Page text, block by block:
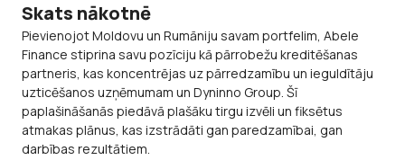
Skats nākotnē
Pievienojot Moldovu un Rumāniju savam portfelim, Abele
Finance stiprina savu pozīciju kā pārrobežu kreditēšanas
partneris, kas koncentrējas uz pārredzamību un ieguldītāju
uzticēšanos uzņēmumam un Dyninno Group. Šī
paplašināšanās piedāvā plašāku tirgu izvēli un fiksētus
atmakas plānus, kas izstrādāti gan paredzamībai, gan
darbības rezultātiem.